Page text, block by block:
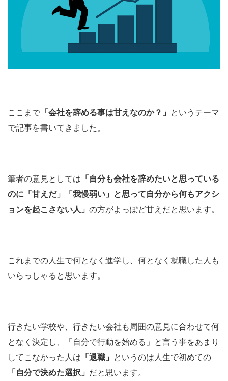
ここまで 「会社を辞める事は甘えなのか？」 というテーマ
で記事を書いてきました。
筆者の意見としては 「自分も会社を辞めたいと思っている
のに「甘えだ」「我慢弱い」と思って自分から何もアクシ
ョンを起こさない人」 の方がよっぽど甘えだと思います。
これまでの人生で何となく進学し、何となく就職した人も
いらっしゃると思います。
行きたい学校や、行きたい会社も周囲の意見に合わせて何
となく決定し、「自分で行動を始める」と言う事をあまり
してこなかった人は 「退職」 というのは人生で初めての
「自分で決めた選択」 だと思います。